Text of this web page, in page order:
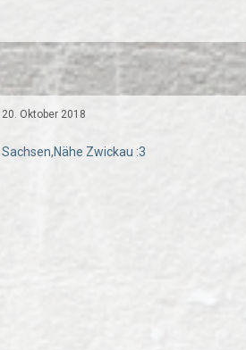
20. Oktober 2018
Sachsen,Nähe Zwickau :3